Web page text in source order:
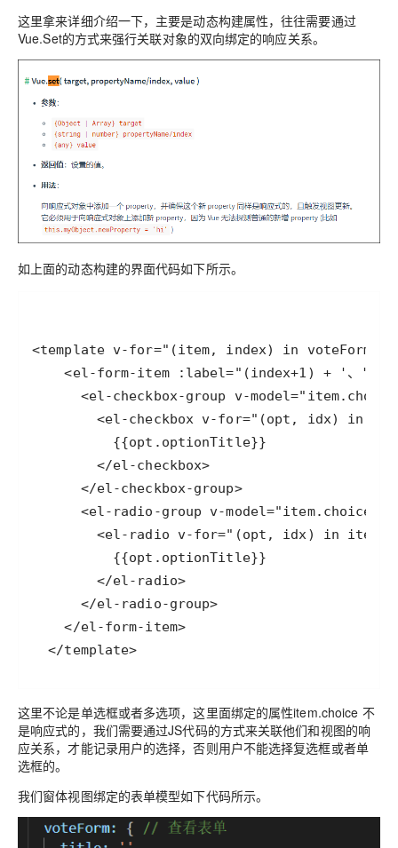
这里拿来详细介绍一下，主要是动态构建属性，往往需要通过
Vue.Set的方式来强行关联对象的双向绑定的响应关系。
如上面的动态构建的界面代码如下所示。
      </el-checkbox-group>
        </el-radio>
    </el-form-item>
  </template>
这里不论是单选框或者多选项，这里面绑定的属性item.choice 不
是响应式的，我们需要通过JS代码的方式来关联他们和视图的响
应关系，才能记录用户的选择，否则用户不能选择复选框或者单
选框的。
我们窗体视图绑定的表单模型如下代码所示。